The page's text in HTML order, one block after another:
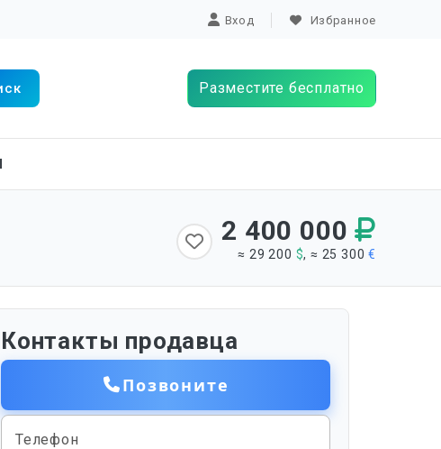
Вход Избранное
Разместите бесплатно
2 400 000
≈ 29 200 $, ≈ 25 300€
Контакты продавца
Позвоните
Телефон